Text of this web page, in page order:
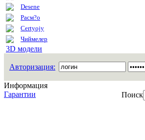
Desene
Расм?о
Certyojy
Чиймелер
3D модели
Авторизация:
Информация
Гарантии
Поиск